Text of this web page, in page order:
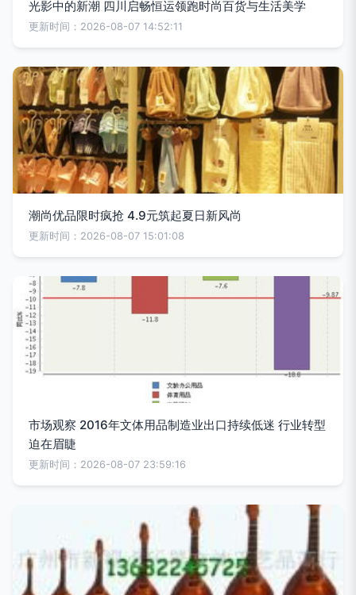
光影中的新潮 四川启畅恒运领跑时尚百货与生活美学
更新时间：2026-08-07 14:52:11
潮尚优品限时疯抢 4.9元筑起夏日新风尚
更新时间：2026-08-07 15:01:08
市场观察 2016年文体用品制造业出口持续低迷 行业转型
迫在眉睫
更新时间：2026-08-07 23:59:16